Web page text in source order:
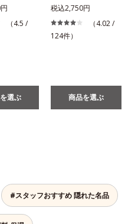
（4.5 /
選ぶ
税込2,750円
（4.02 /
124件）
商品を選ぶ
#スタッフおすすめ 隠れた名品